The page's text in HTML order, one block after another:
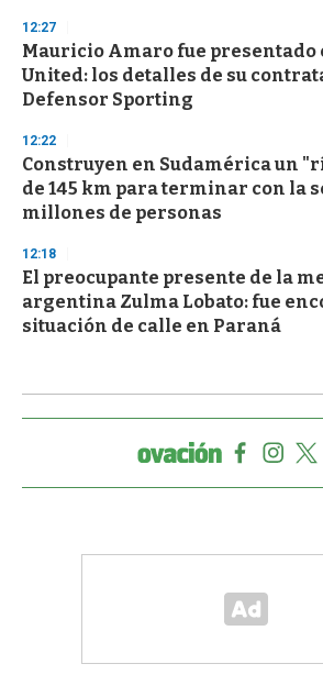
12:27
Mauricio Amaro fue presentado
United: los detalles de su
Defensor Sporting
12:22
Construyen en Sudamérica un
de 145 km para terminar con la
millones de personas
12:18
El preocupante presente de la
argentina Zulma Lobato: fue
situación de calle en Paraná